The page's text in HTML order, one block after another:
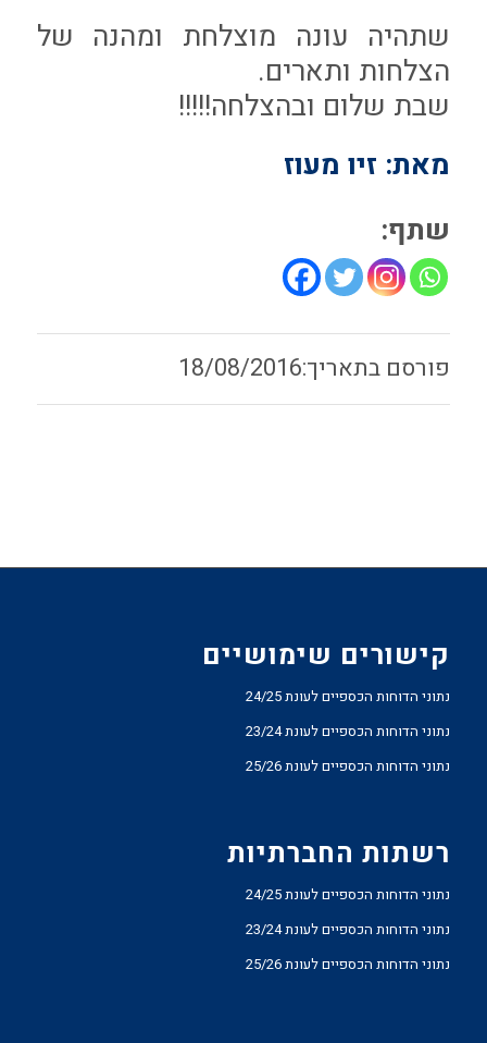
שתהיה עונה מוצלחת ומהנה של
הצלחות ותארים.
שבת שלום ובהצלחה!!!!!
מאת: זיו מעוז
שתף:
18/08/2016
קישורים שימושיים
נתוני הדוחות הכספיים לעונת 24/25
נתוני הדוחות הכספיים לעונת 23/24
נתוני הדוחות הכספיים לעונת 25/26
רשתות החברתיות
נתוני הדוחות הכספיים לעונת 24/25
נתוני הדוחות הכספיים לעונת 23/24
נתוני הדוחות הכספיים לעונת 25/26